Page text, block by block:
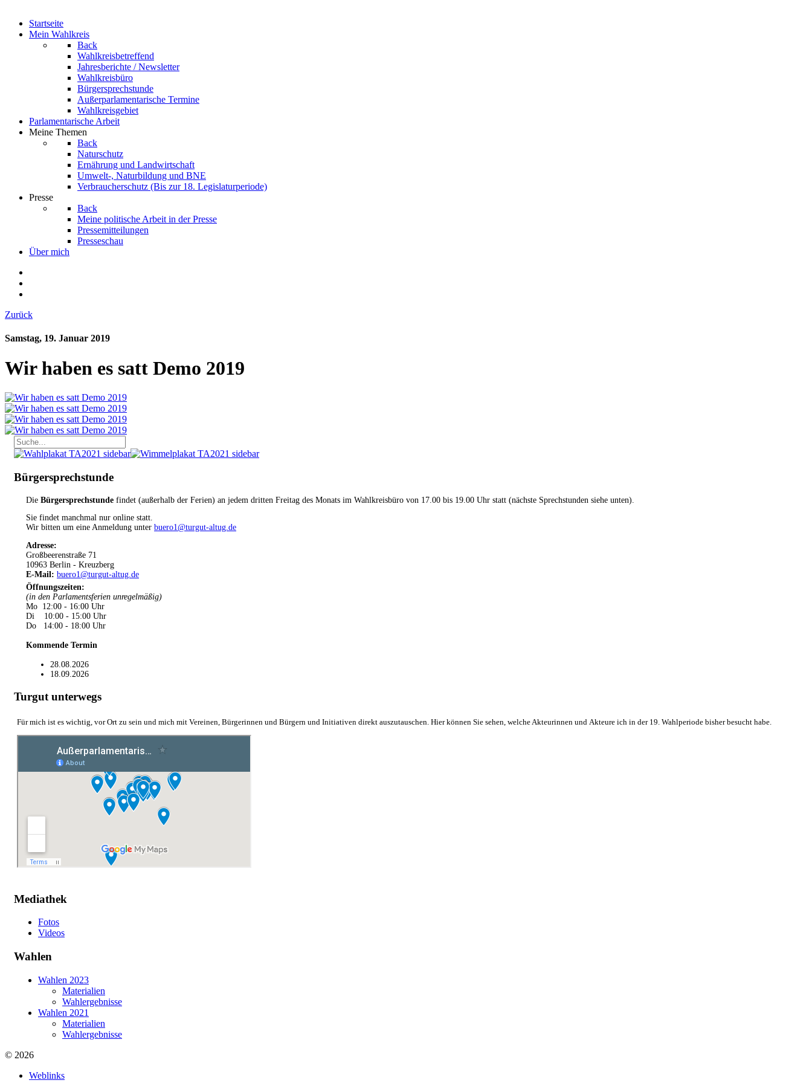
Startseite
Mein Wahlkreis
Back
Wahlkreisbetreffend
Jahresberichte / Newsletter
Wahlkreisbüro
Bürgersprechstunde
Außerparlamentarische Termine
Wahlkreisgebiet
Parlamentarische Arbeit
Meine Themen
Back
Naturschutz
Ernährung und Landwirtschaft
Umwelt-, Naturbildung und BNE
Verbraucherschutz (Bis zur 18. Legislaturperiode)
Presse
Back
Meine politische Arbeit in der Presse
Pressemitteilungen
Presseschau
Über mich
Zurück
Samstag, 19. Januar 2019
Wir haben es satt Demo 2019
Bürgersprechstunde
Die Bürgersprechstunde findet (außerhalb der Ferien) an jedem dritten Freitag des Monats im Wahlkreisbüro von 17.00 bis 19.00 Uhr statt (nächste Sprechstunden siehe unten).
Sie findet manchmal nur online statt.
Wir bitten um eine Anmeldung unter buero1@turgut-altug.de
Adresse:
Großbeerenstraße 71
10963 Berlin - Kreuzberg
E-Mail: buero1@turgut-altug.de
Öffnungszeiten:
(in den Parlamentsferien unregelmäßig)
Mo 12:00 - 16:00 Uhr
Di 10:00 - 15:00 Uhr
Do 14:00 - 18:00 Uhr
Kommende Termin
28.08.2026
18.09.2026
Turgut unterwegs
Für mich ist es wichtig, vor Ort zu sein und mich mit Vereinen, Bürgerinnen und Bürgern und Initiativen direkt auszutauschen. Hier können Sie sehen, welche Akteurinnen und Akteure ich in der 19. Wahlperiode bisher besucht habe.
Mediathek
Fotos
Videos
Wahlen
Wahlen 2023
Materialien
Wahlergebnisse
Wahlen 2021
Materialien
Wahlergebnisse
© 2026
Weblinks